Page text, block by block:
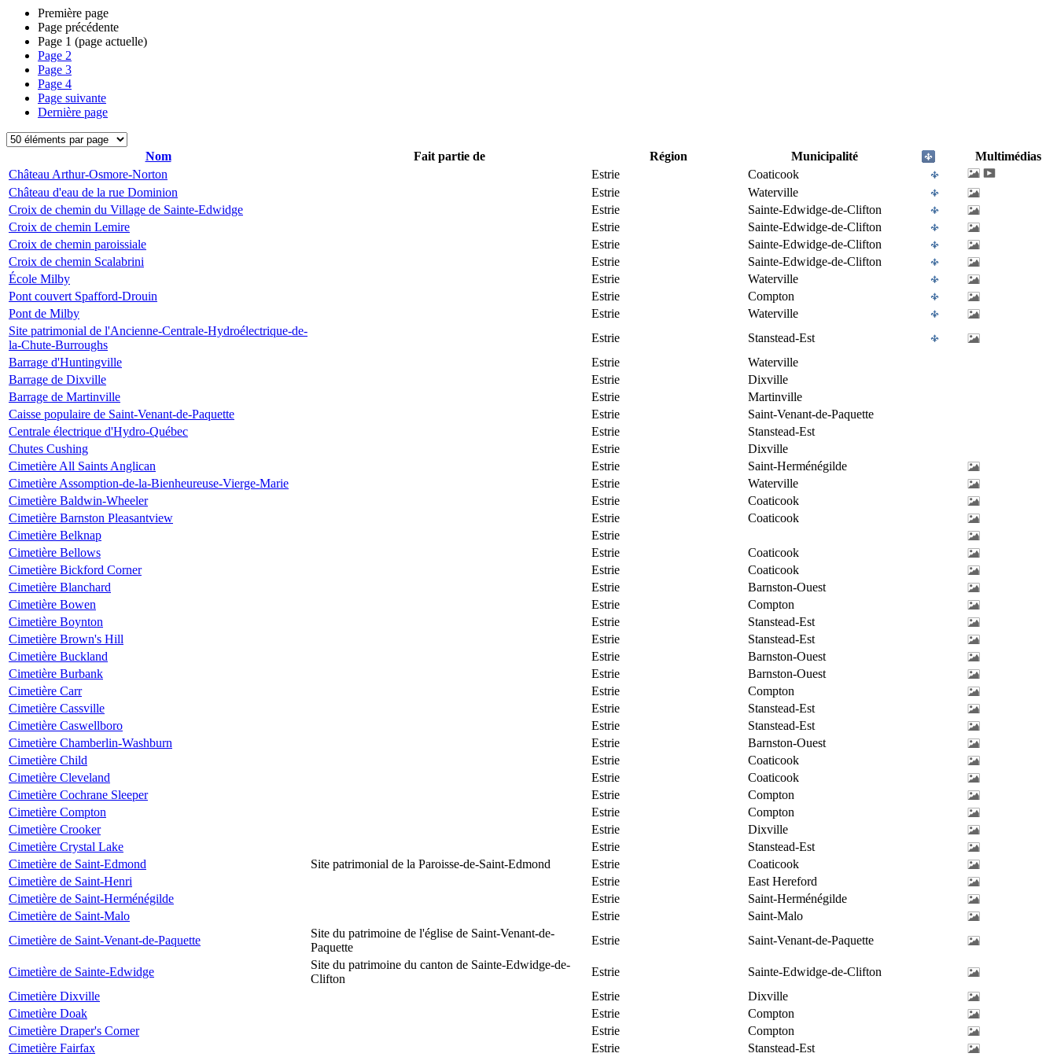
Première page
Page précédente
Page 1 (page actuelle)
Page 2
Page 3
Page 4
Page suivante
Dernière page
Nom Fait partie de Région Municipalité
Multimédias
Château Arthur-Osmore-Norton
Estrie
Coaticook
Château d'eau de la rue Dominion
Estrie
Waterville
Croix de chemin du Village de Sainte-Edwidge
Estrie
Sainte-Edwidge-de-Clifton
Croix de chemin Lemire
Estrie
Sainte-Edwidge-de-Clifton
Croix de chemin paroissiale
Estrie
Sainte-Edwidge-de-Clifton
Croix de chemin Scalabrini
Estrie
Sainte-Edwidge-de-Clifton
École Milby
Estrie
Waterville
Pont couvert Spafford-Drouin
Estrie
Compton
Pont de Milby
Estrie
Waterville
Site patrimonial de l'Ancienne-Centrale-Hydroélectrique-de-
la-Chute-Burroughs
Estrie
Stanstead-Est
Barrage d'Huntingville
Estrie
Waterville
Barrage de Dixville
Estrie
Dixville
Barrage de Martinville
Estrie
Martinville
Caisse populaire de Saint-Venant-de-Paquette
Estrie
Saint-Venant-de-Paquette
Centrale électrique d'Hydro-Québec
Estrie
Stanstead-Est
Chutes Cushing
Estrie
Dixville
Cimetière All Saints Anglican
Estrie
Saint-Herménégilde
Cimetière Assomption-de-la-Bienheureuse-Vierge-Marie
Estrie
Waterville
Cimetière Baldwin-Wheeler
Estrie
Coaticook
Cimetière Barnston Pleasantview
Estrie
Coaticook
Cimetière Belknap
Estrie
Cimetière Bellows
Estrie
Coaticook
Cimetière Bickford Corner
Estrie
Coaticook
Cimetière Blanchard
Estrie
Barnston-Ouest
Cimetière Bowen
Estrie
Compton
Cimetière Boynton
Estrie
Stanstead-Est
Cimetière Brown's Hill
Estrie
Stanstead-Est
Cimetière Buckland
Estrie
Barnston-Ouest
Cimetière Burbank
Estrie
Barnston-Ouest
Cimetière Carr
Estrie
Compton
Cimetière Cassville
Estrie
Stanstead-Est
Cimetière Caswellboro
Estrie
Stanstead-Est
Cimetière Chamberlin-Washburn
Estrie
Barnston-Ouest
Cimetière Child
Estrie
Coaticook
Cimetière Cleveland
Estrie
Coaticook
Cimetière Cochrane Sleeper
Estrie
Compton
Cimetière Compton
Estrie
Compton
Cimetière Crooker
Estrie
Dixville
Cimetière Crystal Lake
Estrie
Stanstead-Est
Cimetière de Saint-Edmond
Site patrimonial de la Paroisse-de-Saint-Edmond Estrie
Coaticook
Cimetière de Saint-Henri
Estrie
East Hereford
Cimetière de Saint-Herménégilde
Estrie
Saint-Herménégilde
Cimetière de Saint-Malo
Estrie
Saint-Malo
Cimetière de Saint-Venant-de-Paquette
Site du patrimoine de l'église de Saint-Venant-de-
Paquette
Estrie Saint-Venant-de-Paquette
Cimetière de Sainte-Edwidge
Site du patrimoine du canton de Sainte-Edwidge-de-
Clifton
Estrie
Sainte-Edwidge-de-Clifton
Cimetière Dixville
Estrie
Dixville
Cimetière Doak
Estrie
Compton
Cimetière Draper's Corner
Estrie
Compton
Cimetière Fairfax
Estrie Stanstead-Est